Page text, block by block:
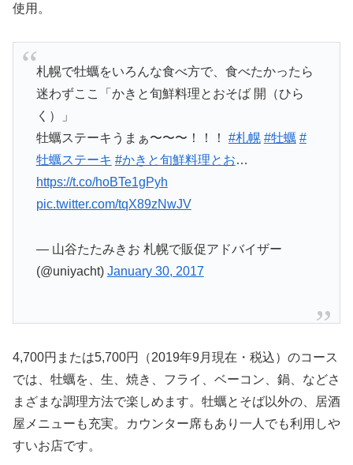
使用。
札幌で牡蠣をいろんな食べ方で、食べたかったら
迷わずここ「かきと旬鮮料理とおそば 開（ひら
く）」
牡蠣ステーキうまぁ〜〜〜！！！ #札幌 #牡蠣 #
牡蠣ステーキ #かきと旬鮮料理とお…
https://t.co/hoBTe1gPyh
pic.twitter.com/tqX89zNwJV
— 山谷たたみきお 札幌で販促アドバイザー
(@uniyacht) January 30, 2017
4,700円または5,700円（2019年9月現在・税込）のコース
では、牡蠣を、生、焼き、フライ、ベーコン、鍋、などさ
まざまな調理方法で楽しめます。牡蠣とそば以外の、居酒
屋メニューも充実。カウンター席もあり一人でも利用しや
すいお店です。